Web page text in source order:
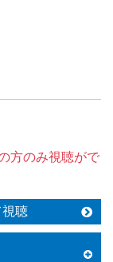
方のみ視聴がで
聴